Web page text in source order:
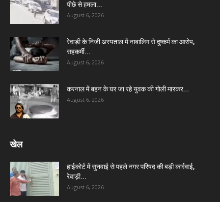
पीछे से हमला...
August 6, 2026
रेवाड़ी के निजी अस्पताल में नाबालिग से दुष्कर्म का आरोप,
सहकर्मी...
August 6, 2026
करनाल में बहन के घर जा रहे युवक की गोली मारकर...
August 6, 2026
खेल
हाईकोर्ट में सुनवाई से पहले नगर परिषद की बड़ी कार्रवाई,
रेवाड़ी...
August 6, 2026